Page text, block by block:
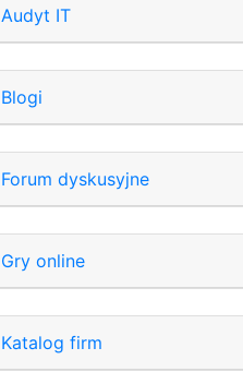
Audyt IT
Blogi
Forum dyskusyjne
Gry online
Katalog firm